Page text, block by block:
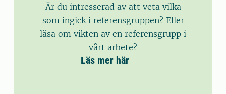
Är du intresserad av att veta vilka
som ingick i referensgruppen? Eller
läsa om vikten av en referensgrupp i
vårt arbete?
Läs mer här